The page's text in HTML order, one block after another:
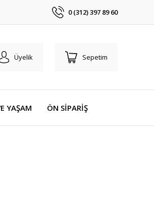
0 (312) 397 89 60
Üyelik Sepetim
YAŞAM ÖN SİPARİŞ